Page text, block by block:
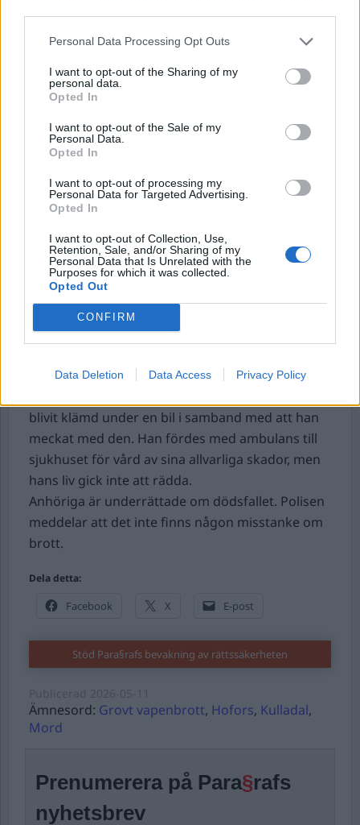
Personal Data Processing Opt Outs
I want to opt-out of the Sharing of my
personal data.
Opted In
I want to opt-out of the Sale of my
Personal Data.
Opted In
I want to opt-out of processing my
Personal Data for Targeted Advertising.
Opted In
I want to opt-out of Collection, Use,
Retention, Sale, and/or Sharing of my
Personal Data that Is Unrelated with the
Purposes for which it was collected.
Opted Out
CONFIRM
Data Deletion Data Access Privacy Policy
eftersom utredningen befinner sig i ett tidigt
skede.
söndagskvällen larmades flera patruller till en
restaurang i Märsta, norr om Stockholm.
är rubricerat som grovt vapenbrott. Vi har
kontrollerat flera personer och det kan vara så
att någon har hämtats in till förhör, säger
polisens presstalesperson Mats Eriksson till
Aftonbladet.
Enligt uppgift ska ingen person ha blivit allvarligt
ambulans och polis larmades strax efter 20 på
blivit klämd under en bil i samband med att han
meckat med den. Han fördes med ambulans till
sjukhuset för vård av sina allvarliga skador, men
hans liv gick inte att rädda.
Anhöriga är underrättade om dödsfallet. Polisen
meddelar att det inte finns någon misstanke om
brott.
Dela detta:
Facebook X E-post
Stöd Para§rafs bevakning av rättssäkerheten
Ämnesord: Grovt vapenbrott, Hofors, Kulladal,
Mord
Prenumerera på Para§rafs
nyhetsbrev